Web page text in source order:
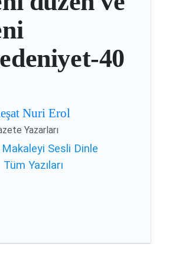
40
Nuri Erol
Yazarları
Makaleyi Sesli Dinle
Tüm Yazıları